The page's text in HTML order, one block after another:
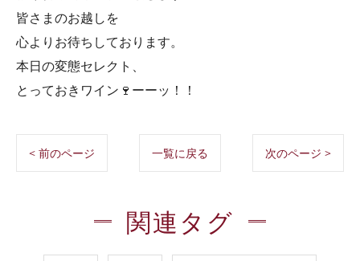
皆さまのお越しを
心よりお待ちしております。
本日の変態セレクト、
とっておきワイン🍷ーーッ！！
< 前のページ 一覧に戻る 次のページ >
関連タグ